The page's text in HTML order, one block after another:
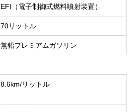
EFI（電子制御式燃料噴射装置）
70リットル
無鉛プレミアムガソリン
8.6km/リットル